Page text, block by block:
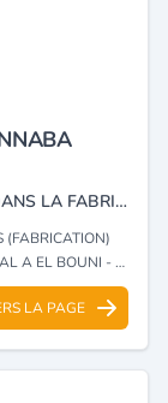
ENTREPRISE ALGÉRIENNE SPÉCIALISÉE DANS LA FABRICATION DE PRODUITS CHIMIQUES ET DE SOLUTIONS D’ENTRETIEN À USAGE INDUSTRIEL ET DOMESTIQUE.
(FABRICATION)
BOUNI - ANNABA
LA PAGE